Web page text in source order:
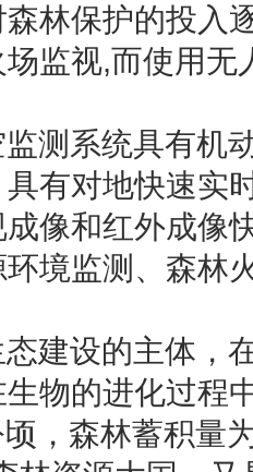
林保护的投入
监视,而使用
测系统具有机
有对地快速实
像和红外成像
境监测、森林
建设的主体，
物的进化过程
，森林蓄积量